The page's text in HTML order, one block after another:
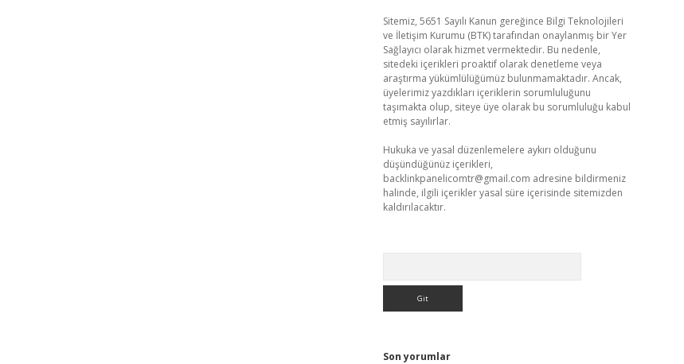
Sitemiz, 5651 Sayılı Kanun gereğince Bilgi Teknolojileri
ve İletişim Kurumu (BTK) tarafından onaylanmış bir Yer
Sağlayıcı olarak hizmet vermektedir. Bu nedenle,
sitedeki içerikleri proaktif olarak denetleme veya
araştırma yükümlülüğümüz bulunmamaktadır. Ancak,
üyelerimiz yazdıkları içeriklerin sorumluluğunu
taşımakta olup, siteye üye olarak bu sorumluluğu kabul
etmiş sayılırlar.
Hukuka ve yasal düzenlemelere aykırı olduğunu
düşündüğünüz içerikleri,
backlinkpanelicomtr@gmail.com adresine bildirmeniz
halinde, ilgili içerikler yasal süre içerisinde sitemizden
kaldırılacaktır.
Son yorumlar